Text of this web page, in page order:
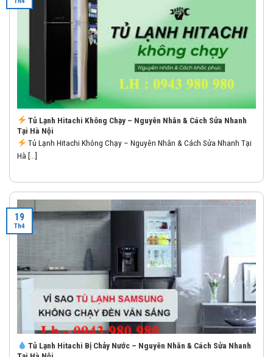
Tủ Lạnh Hitachi Không Chạy – Nguyên Nhân & Cách Sửa Nhanh
Tại Hà Nội
Tủ Lạnh Hitachi Không Chạy – Nguyên Nhân & Cách Sửa Nhanh Tại
Hà [...]
Tủ Lạnh Hitachi Bị Chảy Nước – Nguyên Nhân & Cách Sửa Nhanh
19
Th4